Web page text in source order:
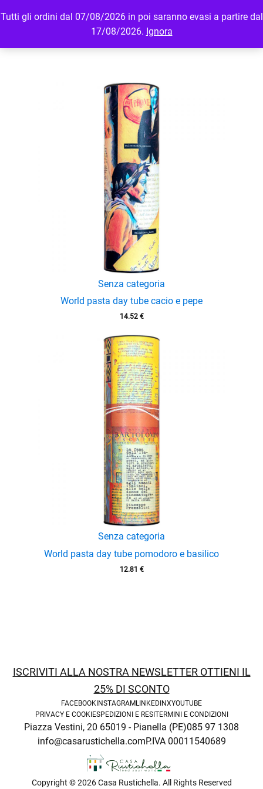
Tutti gli ordini dal 07/08/2026 in poi saranno evasi a partire dal
17/08/2026. Ignora
MENU LOGIN
Senza categoria
World pasta day tube cacio e pepe
14.52 €
Senza categoria
World pasta day tube pomodoro e basilico
12.81 €
ISCRIVITI ALLA NOSTRA NEWSLETTER OTTIENI IL
25% DI SCONTO
FACEBOOKINSTAGRAMLINKEDINXYOUTUBE
PRIVACY E COOKIESPEDIZIONI E RESITERMINI E CONDIZIONI
Piazza Vestini, 20 65019 - Pianella (PE)085 97 1308
info@casarustichella.comP.IVA 00011540689
Copyright © 2026 Casa Rustichella. All Rights Reserved